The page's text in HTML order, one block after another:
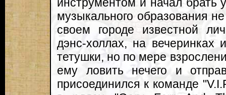
музыкального образования
своем городе известной
дэнс-холлах, на вечеринках
тетушки, но по мере
ему ловить нечего и
присоединился к команде